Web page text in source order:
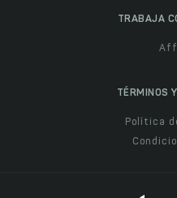
TRABAJA
TÉRMINOS
Política